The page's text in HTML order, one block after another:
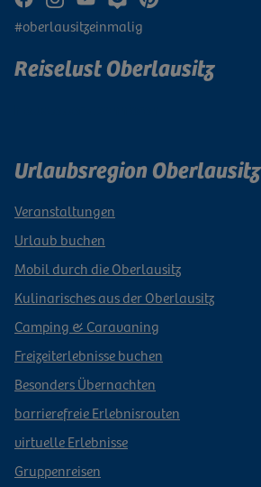
#oberlausitzeinmalig
Reiselust Oberlausitz
Urlaubsregion Oberlausitz
Veranstaltungen
Urlaub buchen
Mobil durch die Oberlausitz
Kulinarisches aus der Oberlausitz
Camping & Caravaning
Freizeiterlebnisse buchen
Besonders Übernachten
barrierefreie Erlebnisrouten
virtuelle Erlebnisse
Gruppenreisen